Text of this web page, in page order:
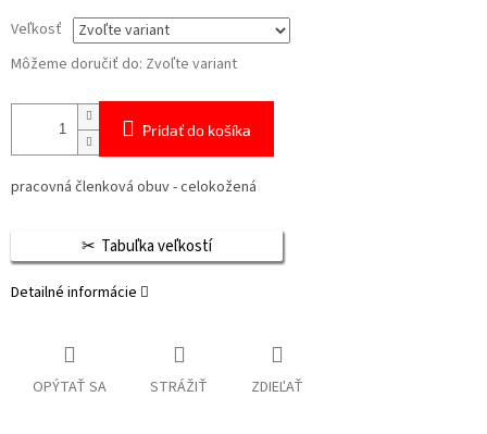
Veľkosť
Môžeme doručiť do: Zvoľte variant
Pridať do košíka
pracovná členková obuv - celokožená
Tabuľka veľkostí
Detailné informácie
OPÝTAŤ SA STRÁŽIŤ ZDIEĽAŤ